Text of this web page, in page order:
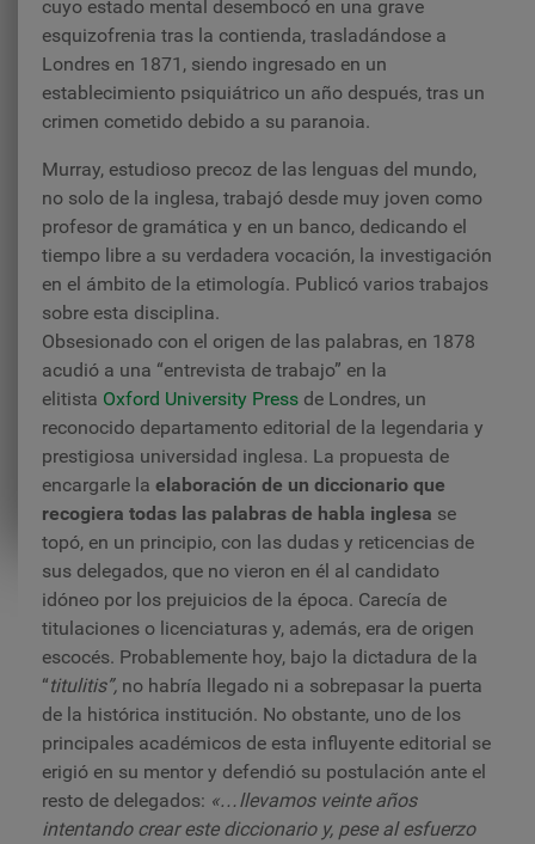
cuyo estado mental desembocó en una grave
esquizofrenia tras la contienda, trasladándose a
Londres en 1871, siendo ingresado en un
establecimiento psiquiátrico un año después, tras un
crimen cometido debido a su paranoia.
Murray, estudioso precoz de las lenguas del mundo,
no solo de la inglesa, trabajó desde muy joven como
profesor de gramática y en un banco, dedicando el
tiempo libre a su verdadera vocación, la investigación
en el ámbito de la etimología. Publicó varios trabajos
sobre esta disciplina.
Obsesionado con el origen de las palabras, en 1878
acudió a una “entrevista de trabajo” en la
elitista Oxford University Press de Londres, un
reconocido departamento editorial de la legendaria y
prestigiosa universidad inglesa. La propuesta de
encargarle la elaboración de un diccionario que
recogiera todas las palabras de habla inglesa se
topó, en un principio, con las dudas y reticencias de
sus delegados, que no vieron en él al candidato
idóneo por los prejuicios de la época. Carecía de
titulaciones o licenciaturas y, además, era de origen
escocés. Probablemente hoy, bajo la dictadura de la
“titulitis”, no habría llegado ni a sobrepasar la puerta
de la histórica institución. No obstante, uno de los
principales académicos de esta influyente editorial se
erigió en su mentor y defendió su postulación ante el
resto de delegados: «…llevamos veinte años
intentando crear este diccionario y, pese al esfuerzo